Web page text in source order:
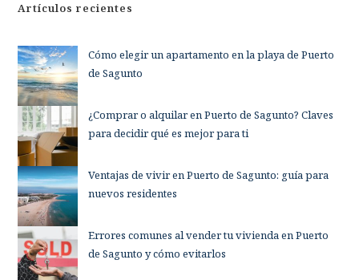
Artículos recientes
Cómo elegir un apartamento en la playa de Puerto
de Sagunto
¿Comprar o alquilar en Puerto de Sagunto? Claves
para decidir qué es mejor para ti
Ventajas de vivir en Puerto de Sagunto: guía para
nuevos residentes
Errores comunes al vender tu vivienda en Puerto
de Sagunto y cómo evitarlos